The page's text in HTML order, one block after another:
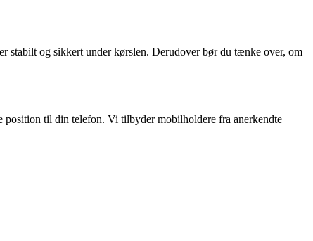
stabilt og sikkert under kørslen. Derudover bør du tænke over, om
position til din telefon. Vi tilbyder mobilholdere fra anerkendte